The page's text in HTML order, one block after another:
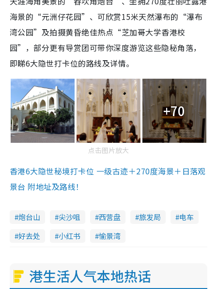
海景的“元洲仔花园”、可欣赏15米天然瀑布的“瀑布
湾公园”及拍摄黄昏绝佳热点“芝加哥大学香港校
园”，部分更有导赏团可带你深度游览这些隐秘角落，
即睇6大隐世打卡位的路线及详情。
+70
点击图片放大
香港6大隐世秘境打卡位 一级古迹＋270度海景＋日落观
景台 附地址及路线！
炮台山 尖沙咀 西营盘 旅发局
电车
好去处
小红书 愉景湾
港生活人气本地热话